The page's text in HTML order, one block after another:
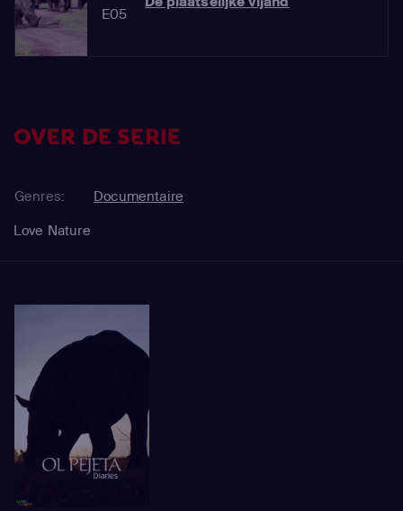
E05
OVER DE SERIE
Genres:
Documentaire
Love Nature